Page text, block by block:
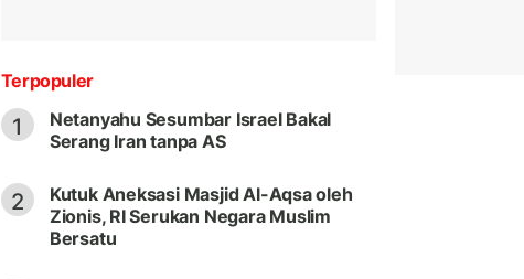
Terpopuler
1
Netanyahu Sesumbar Israel Bakal
Serang Iran tanpa AS
2
Kutuk Aneksasi Masjid Al-Aqsa oleh
Zionis, RI Serukan Negara Muslim
Bersatu